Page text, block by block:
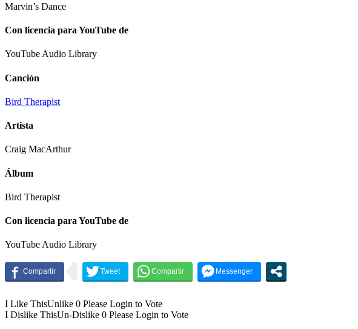
Marvin’s Dance
Con licencia para YouTube de
YouTube Audio Library
Canción
Bird Therapist
Artista
Craig MacArthur
Álbum
Bird Therapist
Con licencia para YouTube de
YouTube Audio Library
I Like ThisUnlike 0 Please Login to Vote
I Dislike ThisUn-Dislike 0 Please Login to Vote